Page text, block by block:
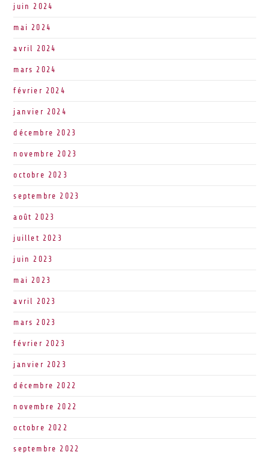
juin 2024
mai 2024
avril 2024
mars 2024
février 2024
janvier 2024
décembre 2023
novembre 2023
octobre 2023
septembre 2023
août 2023
juillet 2023
juin 2023
mai 2023
avril 2023
mars 2023
février 2023
janvier 2023
décembre 2022
novembre 2022
octobre 2022
septembre 2022